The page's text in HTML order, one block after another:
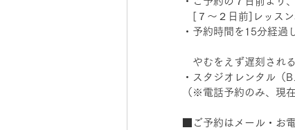
[７～２日前]レッス
・予約時間を15分経
やむをえず遅刻され
・スタジオレンタル（
（※電話予約のみ、現
■ご予約はメール・